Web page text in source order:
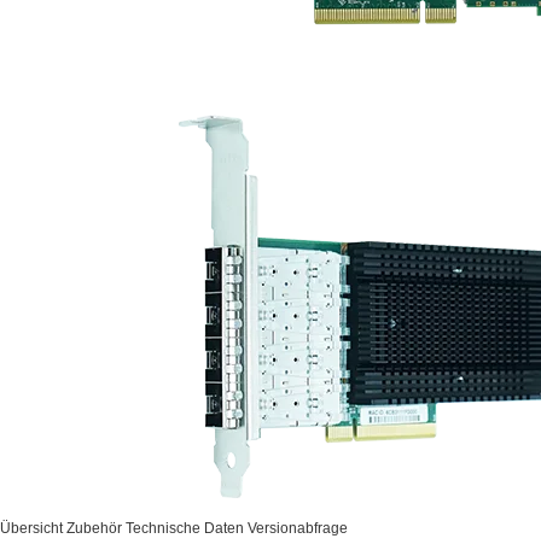
Übersicht Zubehör Technische Daten Versionabfrage